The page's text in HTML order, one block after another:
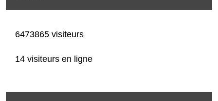
6473865 visiteurs
14 visiteurs en ligne